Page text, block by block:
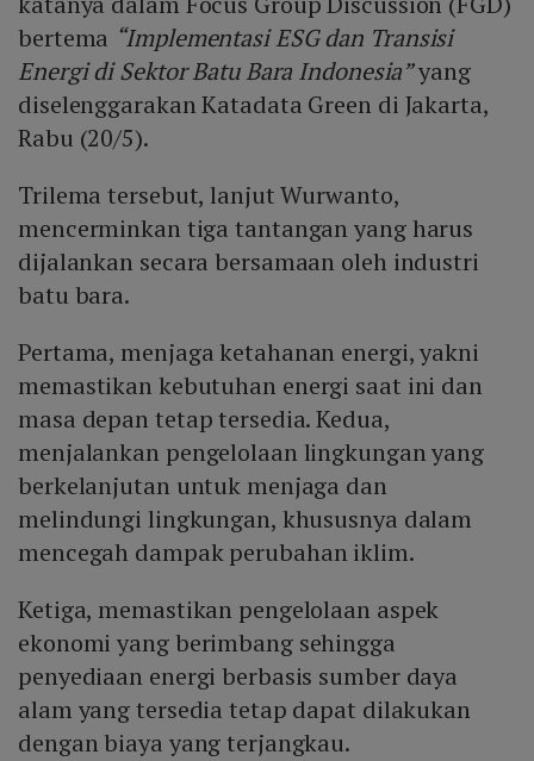
bertema “Implementasi ESG dan Transisi
Energi di Sektor Batu Bara Indonesia”yang
diselenggarakan Katadata Green di Jakarta,
Rabu (20/5).
Trilema tersebut, lanjut Wurwanto,
mencerminkan tiga tantangan yang harus
dijalankan secara bersamaan oleh industri
batu bara.
Pertama, menjaga ketahanan energi, yakni
memastikan kebutuhan energi saat ini dan
masa depan tetap tersedia. Kedua,
menjalankan pengelolaan lingkungan yang
berkelanjutan untuk menjaga dan
melindungi lingkungan, khususnya dalam
mencegah dampak perubahan iklim.
Ketiga, memastikan pengelolaan aspek
ekonomi yang berimbang sehingga
penyediaan energi berbasis sumber daya
alam yang tersedia tetap dapat dilakukan
dengan biaya yang terjangkau.